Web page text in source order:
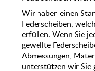
Wir haben einen
Federscheiben,
erfüllen. Wenn Sie
gewellte
Abmessungen,
unterstützen wir Sie